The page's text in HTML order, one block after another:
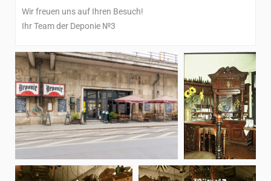
Wir freuen uns auf Ihren Besuch!
Ihr Team der Deponie №3